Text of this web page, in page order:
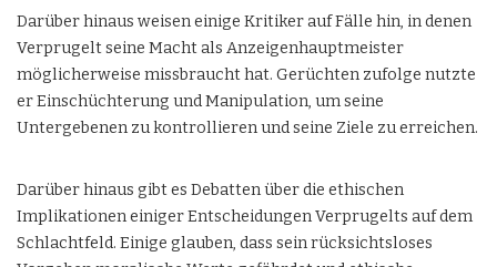
Darüber hinaus weisen einige Kritiker auf Fälle hin, in denen
Verprugelt seine Macht als Anzeigenhauptmeister
möglicherweise missbraucht hat. Gerüchten zufolge nutzte
er Einschüchterung und Manipulation, um seine
Untergebenen zu kontrollieren und seine Ziele zu erreichen.
Darüber hinaus gibt es Debatten über die ethischen
Implikationen einiger Entscheidungen Verprugelts auf dem
Schlachtfeld. Einige glauben, dass sein rücksichtsloses